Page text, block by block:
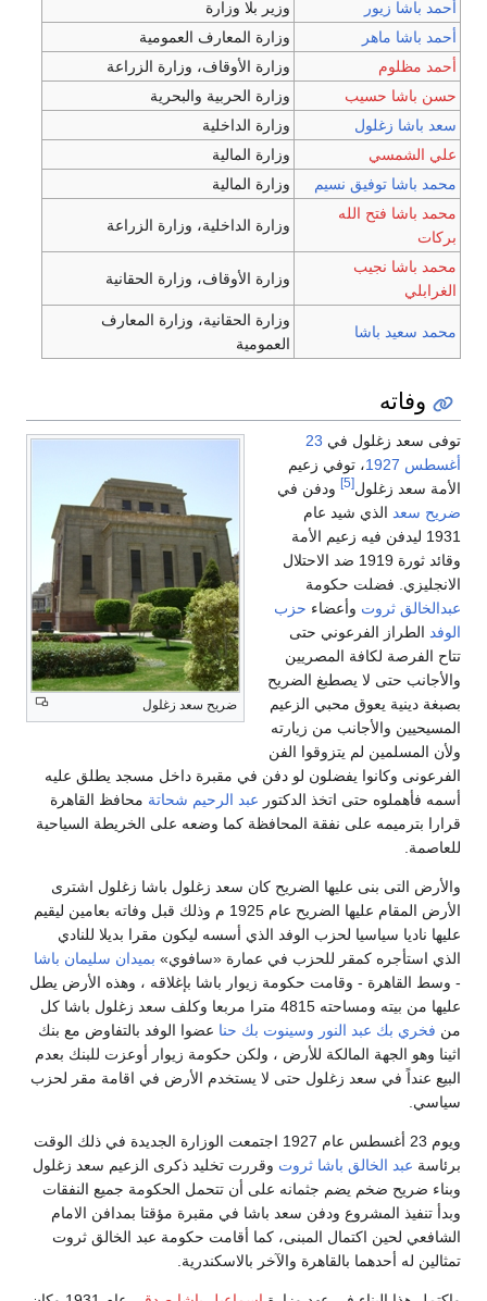
أحمد باشا زيور
وزير بلا وزارة
أحمد باشا ماهر
وزارة المعارف العمومية
أحمد مظلوم
وزارة الأوقاف، وزارة الزراعة
حسن باشا حسيب
وزارة الحربية والبحرية
سعد باشا زغلول
وزارة الداخلية
علي الشمسي
وزارة المالية
محمد باشا توفيق نسيم
وزارة المالية
محمد باشا فتح الله
بركات
وزارة الداخلية، وزارة الزراعة
محمد باشا نجيب
الغرابلي
وزارة الأوقاف، وزارة الحقانية
محمد سعيد باشا
وزارة الحقانية، وزارة المعارف
العمومية
وفاته
ضريح سعد زغلول
توفى سعد زغلول في 23
أغسطس 1927، توفي زعيم
الأمة سعد زغلول[5]
ودفن في
ضريح سعد الذي شيد عام
1931 ليدفن فيه زعيم الأمة
وقائد ثورة 1919 ضد الاحتلال
الانجليزي. فضلت حكومة
عبدالخالق ثروت وأعضاء حزب
الوفد الطراز الفرعوني حتى
تتاح الفرصة لكافة المصريين
والأجانب حتى لا يصطبغ الضريح
بصبغة دينية يعوق محبي الزعيم
المسيحيين والأجانب من زيارته
ولأن المسلمين لم يتزوقوا الفن
الفرعونى وكانوا يفضلون لو دفن في مقبرة داخل مسجد يطلق عليه
أسمه فأهملوه حتى اتخذ الدكتور عبد الرحيم شحاتة محافظ القاهرة
قرارا بترميمه على نفقة المحافظة كما وضعه على الخريطة السياحية
للعاصمة.
والأرض التى بنى عليها الضريح كان سعد زغلول باشا زغلول اشترى
الأرض المقام عليها الضريح عام 1925 م وذلك قبل وفاته بعامين ليقيم
عليها ناديا سياسيا لحزب الوفد الذي أسسه ليكون مقرا بديلا للنادي
الذي استأجره كمقر للحزب في عمارة «سافوي» بميدان سليمان باشا
- وسط القاهرة - وقامت حكومة زيوار باشا بإغلاقه ، وهذه الأرض يطل
عليها من بيته ومساحته 4815 مترا مربعا وكلف سعد زغلول باشا كل
من فخري بك عبد النور وسينوت بك حنا عضوا الوفد بالتفاوض مع بنك
اثينا وهو الجهة المالكة للأرض ، ولكن حكومة زيوار أوعزت للبنك بعدم
البيع عنداً في سعد زغلول حتى لا يستخدم الأرض في اقامة مقر لحزب
سياسي.
ويوم 23 أغسطس عام 1927 اجتمعت الوزارة الجديدة في ذلك الوقت
برئاسة عبد الخالق باشا ثروت وقررت تخليد ذكرى الزعيم سعد زغلول
وبناء ضريح ضخم يضم جثمانه على أن تتحمل الحكومة جميع النفقات
وبدأ تنفيذ المشروع ودفن سعد باشا في مقبرة مؤقتا بمدافن الامام
الشافعي لحين اكتمال المبنى، كما أقامت حكومة عبد الخالق ثروت
تمثالين له أحدهما بالقاهرة والآخر بالاسكندرية.